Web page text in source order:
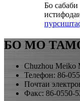
Бо
пурсиш
БО МО
Chuzhou Meiko
Телефон: 86-
Почтаи
Факс: 86-0550-